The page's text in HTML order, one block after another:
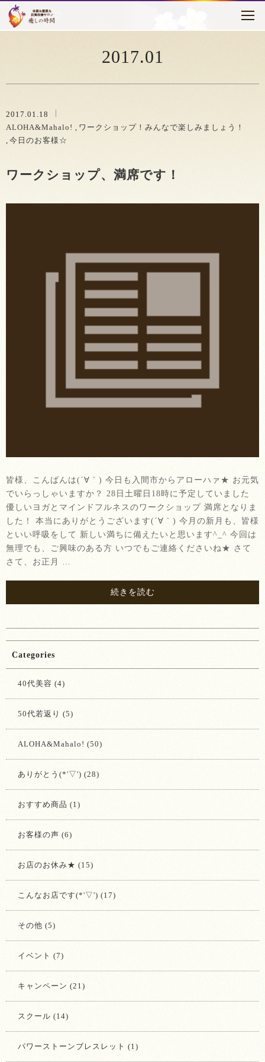
トピックス
2017.01
2017.01.18
ALOHA&Mahalo!
ワークショップ！みんなで楽しみましょう！
今日のお客様☆
ワークショップ、満席です！
皆様、こんばんは(´∀｀) 今日も入間市からアローハァ★ お元気
でいらっしゃいますか？ 28日土曜日18時に予定していました
優しいヨガとマインドフルネスのワークショップ 満席となりま
した！ 本当にありがとうございます(´∀｀) 今月の新月も、皆様
といい呼吸をして 新しい満ちに備えたいと思います^_^ 今回は
無理でも、ご興味のある方 いつでもご連絡くださいね★ さて
さて、お正月 …
続きを読む
Categories
40代美容 (4)
50代若返り (5)
ALOHA&Mahalo! (50)
ありがとう(*'▽') (28)
おすすめ商品 (1)
お客様の声 (6)
お店のお休み★ (15)
こんなお店です(*'▽') (17)
その他 (5)
イベント (7)
キャンペーン (21)
スクール (14)
パワーストーンブレスレット (1)